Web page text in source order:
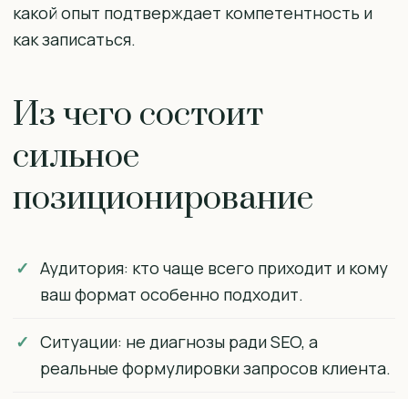
какой опыт подтверждает компетентность и
как записаться.
Из чего состоит
сильное
позиционирование
Аудитория: кто чаще всего приходит и кому
ваш формат особенно подходит.
Ситуации: не диагнозы ради SEO, а
реальные формулировки запросов клиента.